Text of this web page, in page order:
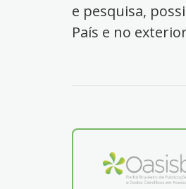
e pesquisa,
País e no